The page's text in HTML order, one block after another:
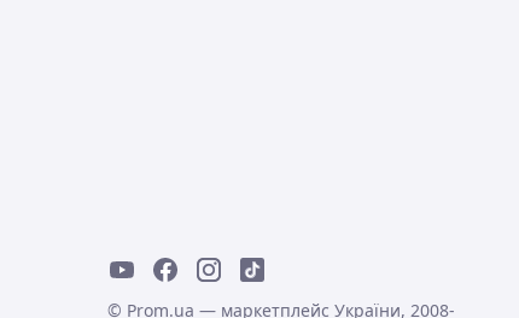
© Prom.ua — маркетплейс України, 2008-